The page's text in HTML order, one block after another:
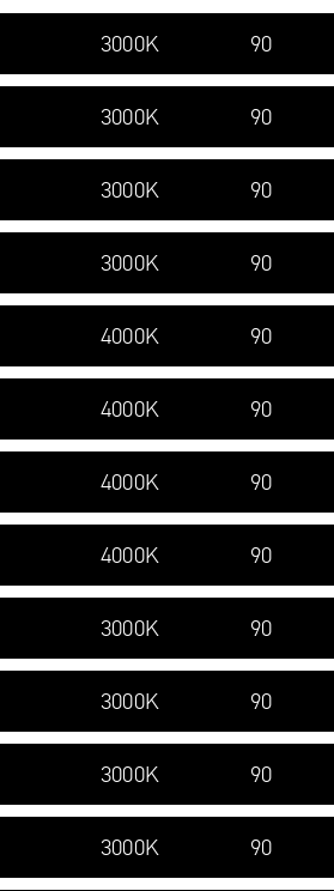
3000K 90
3000K 90
3000K 90
3000K 90
4000K 90
4000K 90
4000K 90
4000K 90
3000K 90
3000K 90
3000K 90
3000K 90